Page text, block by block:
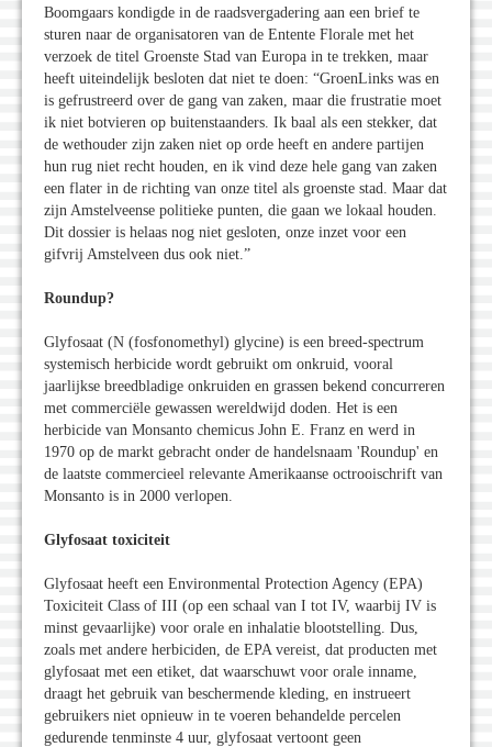
Boomgaars kondigde in de raadsvergadering aan een brief te
sturen naar de organisatoren van de Entente Florale met het
verzoek de titel Groenste Stad van Europa in te trekken, maar
heeft uiteindelijk besloten dat niet te doen: “GroenLinks was en
is gefrustreerd over de gang van zaken, maar die frustratie moet
ik niet botvieren op buitenstaanders. Ik baal als een stekker, dat
de wethouder zijn zaken niet op orde heeft en andere partijen
hun rug niet recht houden, en ik vind deze hele gang van zaken
een flater in de richting van onze titel als groenste stad. Maar dat
zijn Amstelveense politieke punten, die gaan we lokaal houden.
Dit dossier is helaas nog niet gesloten, onze inzet voor een
gifvrij Amstelveen dus ook niet.”
Roundup?
Glyfosaat (N (fosfonomethyl) glycine) is een breed-spectrum
systemisch herbicide wordt gebruikt om onkruid, vooral
jaarlijkse breedbladige onkruiden en grassen bekend concurreren
met commerciële gewassen wereldwijd doden. Het is een
herbicide van Monsanto chemicus John E. Franz en werd in
1970 op de markt gebracht onder de handelsnaam 'Roundup' en
de laatste commercieel relevante Amerikaanse octrooischrift van
Monsanto is in 2000 verlopen.
Glyfosaat toxiciteit
Glyfosaat heeft een Environmental Protection Agency (EPA)
Toxiciteit Class of III (op een schaal van I tot IV, waarbij IV is
minst gevaarlijke) voor orale en inhalatie blootstelling. Dus,
zoals met andere herbiciden, de EPA vereist, dat producten met
glyfosaat met een etiket, dat waarschuwt voor orale inname,
draagt het gebruik van beschermende kleding, en instrueert
gebruikers niet opnieuw in te voeren behandelde percelen
gedurende tenminste 4 uur, glyfosaat vertoont geen